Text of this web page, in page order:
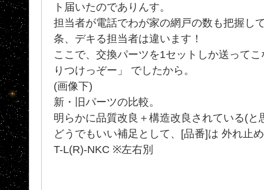
ト届いたのでありんす。
担当者が電話でわが家の網戸の数も把握
条、デキる担当者は違います！
ここで、交換パーツを1セットしか送って
りつけっぞー」 でしたから。
(画像下)
新・旧パーツの比較。
明らかに品質改良＋構造改良されている(と
どうでもいい補足として、[品番]は 外れ止
T-L(R)-NKC ※左右別